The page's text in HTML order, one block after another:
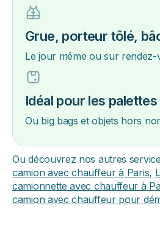
Grue, porteur tôlé,
Le jour même ou sur rendez-
Idéal pour les palettes
Ou big bags et objets hors
Ou découvrez nos autres
camion avec chauffeur à Paris,
camionnette avec chauffeur à
camion avec chauffeur pour